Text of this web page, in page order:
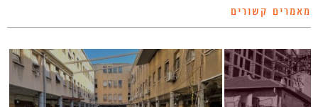
מאמרים קשורים